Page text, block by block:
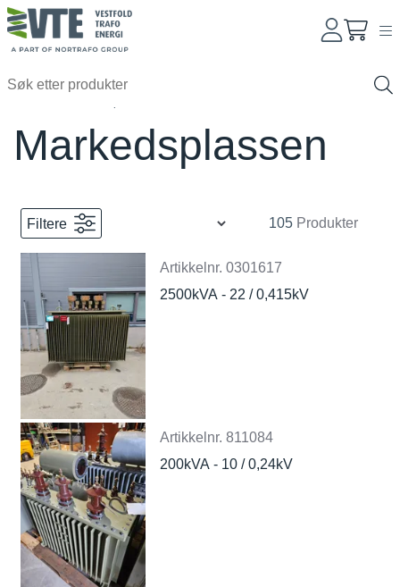
Markedsplassen
Filtere 105 Produkter
Artikkelnr. 0301617
2500kVA - 22 / 0,415kV
Artikkelnr. 811084
200kVA - 10 / 0,24kV